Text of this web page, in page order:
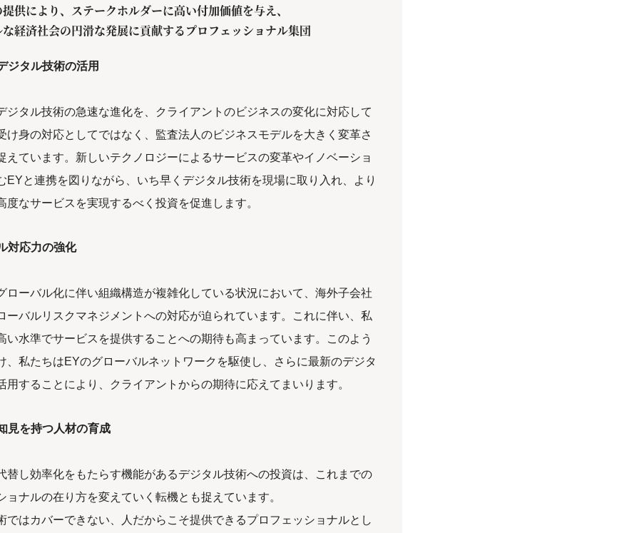
供により、ステークホルダーに高い付加価値を与え、
経済社会の円滑な発展に貢献するプロフェッショナル集団
ジタル技術の活用
ジタル技術の急速な進化を、クライアントのビジネスの変化に対応して
け身の対応としてではなく、監査法人のビジネスモデルを大きく変革さ
えています。新しいテクノロジーによるサービスの変革やイノベーショ
EYと連携を図りながら、いち早くデジタル技術を現場に取り入れ、より
度なサービスを実現するべく投資を促進します。
対応力の強化
ローバル化に伴い組織構造が複雑化している状況において、海外子会社
ーバルリスクマネジメントへの対応が迫られています。これに伴い、私
い水準でサービスを提供することへの期待も高まっています。このよう
、私たちはEYのグローバルネットワークを駆使し、さらに最新のデジタ
用することにより、クライアントからの期待に応えてまいります。
見を持つ人材の育成
替し効率化をもたらす機能があるデジタル技術への投資は、これまでの
ョナルの在り方を変えていく転機とも捉えています。
ではカバーできない、人だからこそ提供できるプロフェッショナルとし